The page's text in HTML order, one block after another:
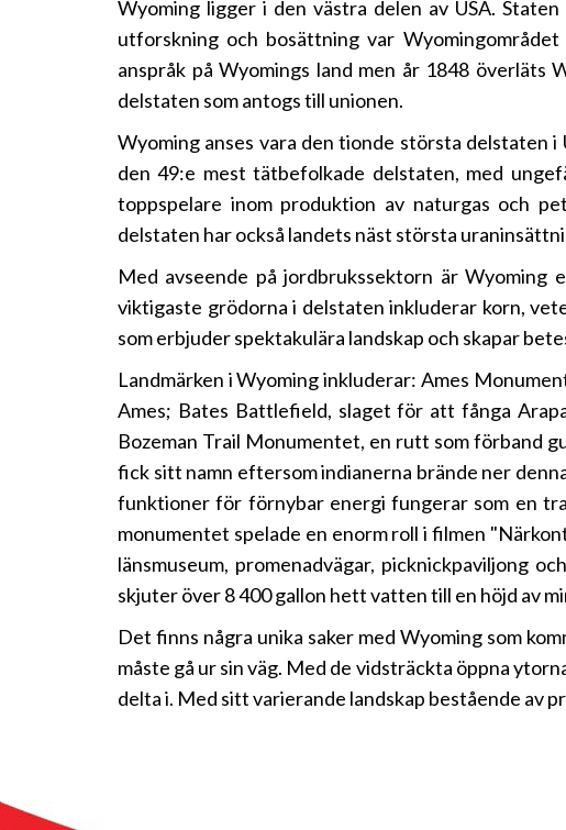
Wyoming ligger i den västra delen av USA.
utforskning och bosättning var
anspråk på Wyomings land men år 1848
delstaten som antogs till unionen.
Wyoming anses vara den tionde största delstaten
den 49:e mest tätbefolkade delstaten, med
toppspelare inom produktion av naturgas och
delstaten har också landets näst största
Med avseende på jordbrukssektorn är
viktigaste grödorna i delstaten inkluderar korn,
som erbjuder spektakulära landskap och skapar
Landmärken i Wyoming inkluderar: Ames
Ames; Bates Battlefield, slaget för att fånga
Bozeman Trail Monumentet, en rutt som förband
fick sitt namn eftersom indianerna brände ner
funktioner för förnybar energi fungerar som en
monumentet spelade en enorm roll i filmen
länsmuseum, promenadvägar, picknickpaviljong
skjuter över 8 400 gallon hett vatten till en höjd av
Det finns några unika saker med Wyoming som
måste gå ur sin väg. Med de vidsträckta öppna
delta i. Med sitt varierande landskap bestående av